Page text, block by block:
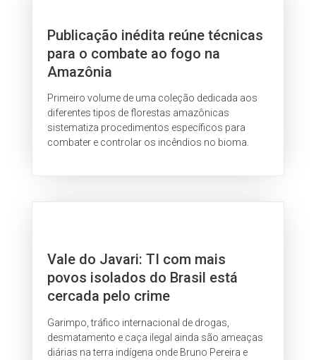
Publicação inédita reúne técnicas
para o combate ao fogo na
Amazônia
Primeiro volume de uma coleção dedicada aos
diferentes tipos de florestas amazônicas
sistematiza procedimentos específicos para
combater e controlar os incêndios no bioma.
Vale do Javari: TI com mais
povos isolados do Brasil está
cercada pelo crime
Garimpo, tráfico internacional de drogas,
desmatamento e caça ilegal ainda são ameaças
diárias na terra indígena onde Bruno Pereira e